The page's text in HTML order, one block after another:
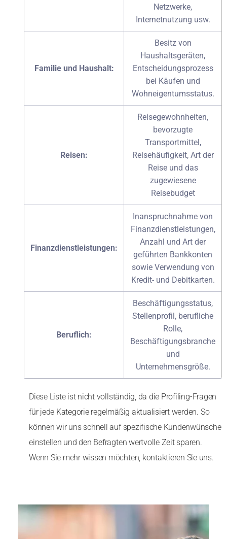
Netzwerke,
Internetnutzung usw.
Familie und Haushalt:
Besitz von
Haushaltsgeräten,
Entscheidungsprozess
bei Käufen und
Wohneigentumsstatus.
Reisen:
Reisegewohnheiten,
bevorzugte
Transportmittel,
Reisehäufigkeit, Art der
Reise und das
zugewiesene
Reisebudget
Finanzdienstleistungen:
Inanspruchnahme von
Finanzdienstleistungen,
Anzahl und Art der
geführten Bankkonten
sowie Verwendung von
Kredit- und Debitkarten.
Beruflich:
Beschäftigungsstatus,
Stellenprofil, berufliche
Rolle,
Beschäftigungsbranche
und
Unternehmensgröße.
Diese Liste ist nicht vollständig, da die Profiling-Fragen
für jede Kategorie regelmäßig aktualisiert werden. So
können wir uns schnell auf spezifische Kundenwünsche
einstellen und den Befragten wertvolle Zeit sparen.
Wenn Sie mehr wissen möchten, kontaktieren Sie uns.